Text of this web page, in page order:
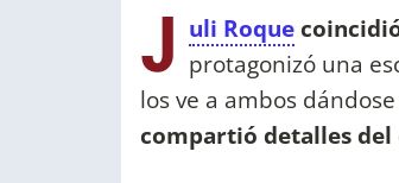
J uli Roque
protagonizó una
los ve a ambos
compartió detalles del